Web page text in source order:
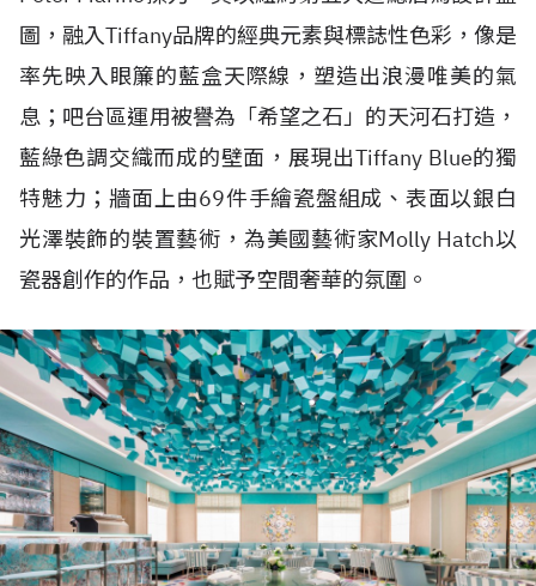
圖，融入Tiffany品牌的經典元素與標誌性色彩，像是
率先映入眼簾的藍盒天際線，塑造出浪漫唯美的氣
息；吧台區運用被譽為「希望之石」的天河石打造，
藍綠色調交織而成的壁面，展現出Tiffany Blue的獨
特魅力；牆面上由69件手繪瓷盤組成、表面以銀白
光澤裝飾的裝置藝術，為美國藝術家Molly Hatch以
瓷器創作的作品，也賦予空間奢華的氛圍。